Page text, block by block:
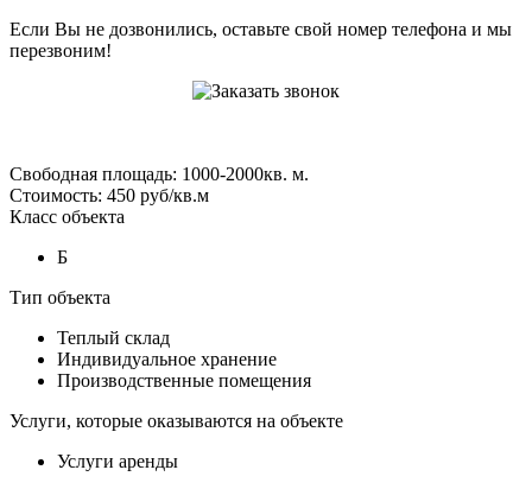
Если Вы не дозвонились, оставьте свой номер телефона и мы
перезвоним!
Свободная площадь: 1000-2000кв. м.
Стоимость: 450 руб/кв.м
Класс объекта
Б
Тип объекта
Теплый склад
Индивидуальное хранение
Производственные помещения
Услуги, которые оказываются на объекте
Услуги аренды